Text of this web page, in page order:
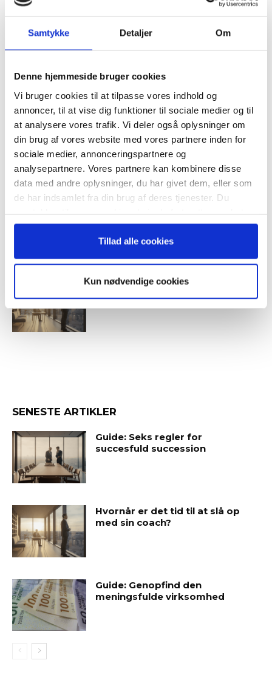
Samtykke Detaljer Om
Denne hjemmeside bruger cookies
Vi bruger cookies til at tilpasse vores indhold og
annoncer, til at vise dig funktioner til sociale medier og til
at analysere vores trafik. Vi deler også oplysninger om
din brug af vores website med vores partnere inden for
sociale medier, annonceringspartnere og
analysepartnere. Vores partnere kan kombinere disse
data med andre oplysninger, du har givet dem, eller som
de har indsamlet fra din brug af deres tjenester. Du
anvende vores hjemmeside.
Tillad alle cookies
Kun nødvendige cookies
Ny CEO
RELATEREDE ARTIKLER
succesfuld succession
Hvornår er det tid til at slå op
med sin coach?
SENESTE ARTIKLER
Guide: Seks regler for
succesfuld succession
Hvornår er det tid til at slå op
med sin coach?
Guide: Genopfind den
meningsfulde virksomhed
Tilmeld dig vores
nyhedsbrev
– og modtag Ole Borchs bog
“Succes i en dansk bestyrelse”
Bestyrelsesguidens ugentlige nyhedsbrev samt
Tilmeld